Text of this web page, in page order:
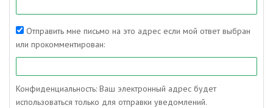
Отправить мне письмо на это адрес если мой ответ выбран
или прокомментирован:
Конфиденциальность: Ваш электронный адрес будет
использоваться только для отправки уведомлений.